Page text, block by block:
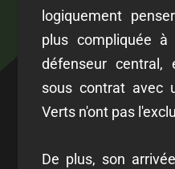
logiquement
plus compliquée
défenseur
sous contrat avec
Verts n'ont pas
De plus, son